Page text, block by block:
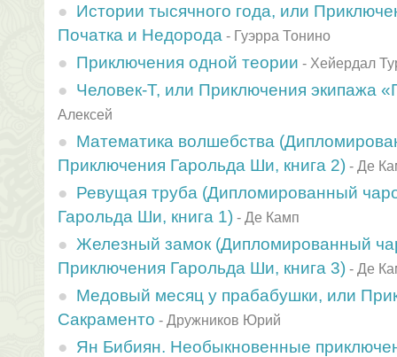
Истории тысячного года, или
Початка и Недорода - Гуэрра Тонино
Приключения одной теории - Хейердал
Человек-Т, или Приключения экипажа
Алексей
Математика волшебства
Приключения Гарольда Ши, книга 2) - Де
Ревущая труба (Дипломированный
Гарольда Ши, книга 1) - Де Камп
Железный замок (Дипломированный
Приключения Гарольда Ши, книга 3) - Де
Медовый месяц у прабабушки, или
Сакраменто - Дружников Юрий
Ян Бибиян. Необыкновенные